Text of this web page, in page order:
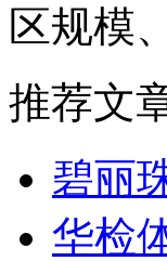
区规模
推荐文
碧丽
华检